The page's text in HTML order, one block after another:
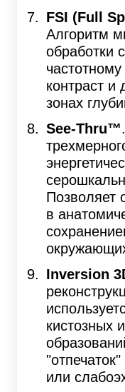
FSI (Full
Алгоритм
обработки
контраст и
зонах
See-Thru™
Позволяет
в
Inversion
кистозных
или